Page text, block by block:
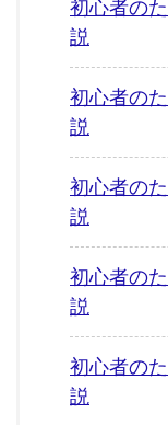
初心者の
説
初心者の
説
初心者の
説
初心者の
説
初心者の
説